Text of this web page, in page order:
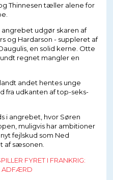
Thinnesen tæller alene for
udgør skaren af
og Hardarson - suppleret af
en solid kerne. Otte
regnet mangler en
andet hentes unge
fra udkanten af top-seks-
i angrebet, hvor Søren
muligvis har ambitioner
fejlskud som Ned
af sæsonen.
FYRET I FRANKRIG:
ADFÆRD